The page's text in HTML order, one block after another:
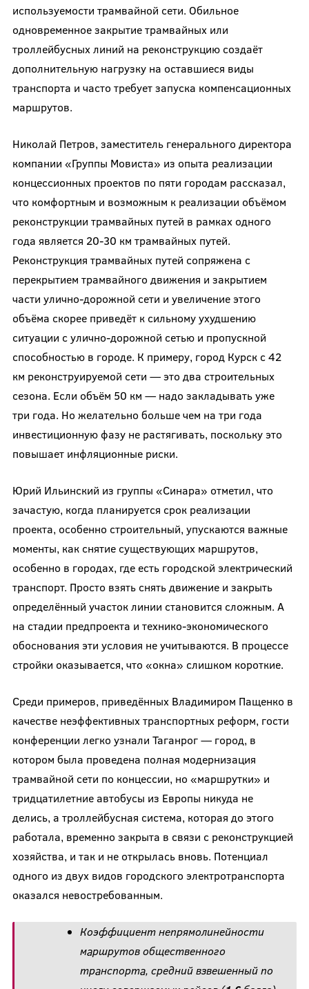
используемости трамвайной сети. Обильное
одновременное закрытие трамвайных или
троллейбусных линий на реконструкцию создаёт
дополнительную нагрузку на оставшиеся виды
транспорта и часто требует запуска компенсационных
маршрутов.
Николай Петров, заместитель генерального директора
компании «Группы Мовиста» из опыта реализации
концессионных проектов по пяти городам рассказал,
что комфортным и возможным к реализации объёмом
реконструкции трамвайных путей в рамках одного
года является 20-30 км трамвайных путей.
Реконструкция трамвайных путей сопряжена с
перекрытием трамвайного движения и закрытием
части улично-дорожной сети и увеличение этого
объёма скорее приведёт к сильному ухудшению
ситуации с улично-дорожной сетью и пропускной
способностью в городе. К примеру, город Курск с 42
км реконструируемой сети — это два строительных
сезона. Если объём 50 км — надо закладывать уже
три года. Но желательно больше чем на три года
инвестиционную фазу не растягивать, поскольку это
повышает инфляционные риски.
Юрий Ильинский из группы «Синара» отметил, что
зачастую, когда планируется срок реализации
проекта, особенно строительный, упускаются важные
моменты, как снятие существующих маршрутов,
особенно в городах, где есть городской электрический
транспорт. Просто взять снять движение и закрыть
определённый участок линии становится сложным. А
на стадии предпроекта и технико-экономического
обоснования эти условия не учитываются. В процессе
стройки оказывается, что «окна» слишком короткие.
Среди примеров, приведённых Владимиром Пащенко в
качестве неэффективных транспортных реформ, гости
конференции легко узнали Таганрог — город, в
котором была проведена полная модернизация
трамвайной сети по концессии, но «маршрутки» и
тридцатилетние автобусы из Европы никуда не
делись, а троллейбусная система, которая до этого
работала, временно закрыта в связи с реконструкцией
хозяйства, и так и не открылась вновь. Потенциал
одного из двух видов городского электротранспорта
оказался невостребованным.
Коэффициент непрямолинейности
маршрутов общественного
транспорта, средний взвешенный по